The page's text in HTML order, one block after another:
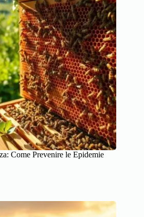
Come Prevenire le Epidemie